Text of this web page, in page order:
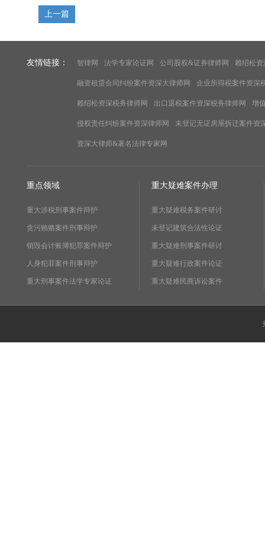
上一篇
友情链接： 智律网 法学专家论证网 公司股权&证券律师网 赖绍松资
融资租赁合同纠纷案件资深大律师网 企业所得税案件资深
赖绍松资深税务律师网 出口退税案件资深税务律师网 增
侵权责任纠纷案件资深律师网 未登记无证房屋拆迁案件资
资深大律师&著名法律专家网
重点领域
重大涉税刑事案件辩护
贪污贿赂案件刑事辩护
销毁会计账簿犯罪案件辩护
人身犯罪案件刑事辩护
重大刑事案件法学专家论证
重大疑难案件办理
重大疑难税务案件研讨
未登记建筑合法性论证
重大疑难刑事案件研讨
重大疑难行政案件论证
重大疑难民商诉讼案件